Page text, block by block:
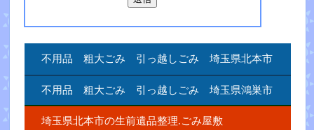
不用品 粗大ごみ 引っ越しごみ 埼玉県北本市
不用品 粗大ごみ 引っ越しごみ 埼玉県鴻巣市
埼玉県北本市の生前遺品整理.ごみ屋敷